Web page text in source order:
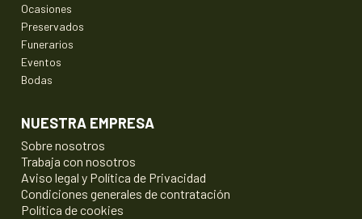
Ocasiones
Preservados
Funerarios
Eventos
Bodas
NUESTRA EMPRESA
Sobre nosotros
Trabaja con nosotros
Aviso legal y Política de Privacidad
Condiciones generales de contratación
Política de cookies